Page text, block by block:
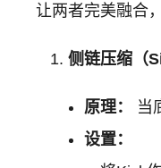
让两者完美融合
侧链压缩（
原理：
当
设置：